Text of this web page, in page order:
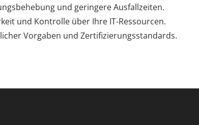
und geringere Ausfallzeiten.
und Kontrolle über Ihre IT-Ressourcen.
Vorgaben und Zertifizierungsstandards.